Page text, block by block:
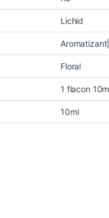
Lichid
Floral
1 flacon
10ml